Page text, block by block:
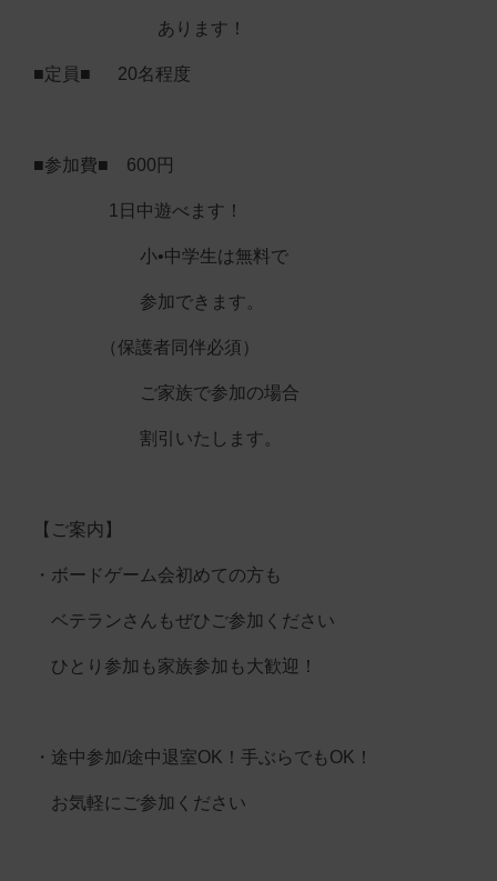
あります！
■定員■ 20名程度
■参加費■ 600円
1日中遊べます！
小•中学生は無料で
参加できます。
（保護者同伴必須）
ご家族で参加の場合
割引いたします。
【ご案内】
・ボードゲーム会初めての方も
ベテランさんもぜひご参加ください
ひとり参加も家族参加も大歓迎！
・途中参加/途中退室OK！手ぶらでもOK！
お気軽にご参加ください